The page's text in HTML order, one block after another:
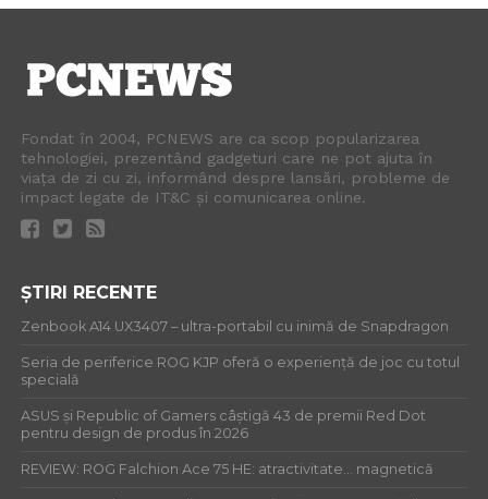
Fondat în 2004, PCNEWS are ca scop popularizarea
tehnologiei, prezentând gadgeturi care ne pot ajuta în
viața de zi cu zi, informând despre lansări, probleme de
impact legate de IT&C și comunicarea online.
ȘTIRI RECENTE
Zenbook A14 UX3407 – ultra-portabil cu inimă de Snapdragon
Seria de periferice ROG KJP oferă o experiență de joc cu totul
specială
ASUS și Republic of Gamers câștigă 43 de premii Red Dot
pentru design de produs în 2026
REVIEW: ROG Falchion Ace 75 HE: atractivitate… magnetică